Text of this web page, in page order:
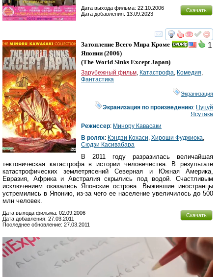
Скачать
Дата выхода фильма: 22.10.2006
Дата добавления: 13.09.2023
смотреть
1
Затопление Всего Мира Кроме
Японии (2006)
(The World Sinks Except Japan)
Зарубежный фильм, Катастрофа, Комедия,
Фантастика
Экранизация
Экранизация по произведению: Цуцуй
Ясутака
Режиссер: Минору Кавасаки
В ролях: Кэндзи Кохаси, Хироши Фуджиока,
Сюдзи Касивабара
В 2011 году разразилась величайшая
тектоническая катастрофа в истории человечества. В результате
катастрофических землетрясений Северная и Южная Америка,
Евразия, Африка и Австралия скрылись под водой. Счастливым
исключением оказались Японские острова. Выжившие иностранцы
устремились в Японию, из-за чего ее население увеличилось до 500
млн человек.
Скачать
Дата выхода фильма: 02.09.2006
Дата добавления: 27.03.2011
Последнее обновление: 27.03.2011